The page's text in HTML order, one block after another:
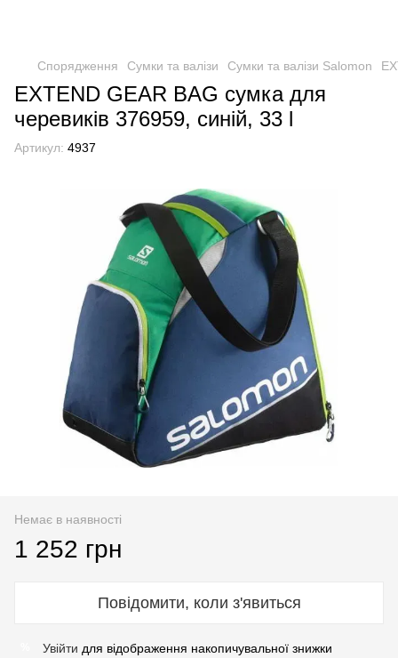
Спорядження Сумки та валізи Сумки та валізи Salomon
EXTEND GEAR BAG сумка для
черевиків 376959, синій, 33 l
Артикул: 4937
Немає в наявності
1 252 грн
Повідомити, коли з'явиться
Увійти для відображення накопичувальної знижки